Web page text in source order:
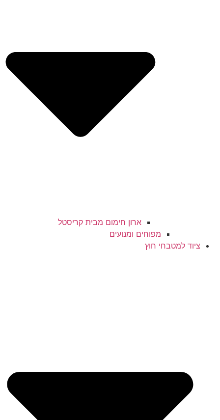
ארון חימום מבית קריסטל
מפוחים ומנועים
ציוד למטבחי חוץ